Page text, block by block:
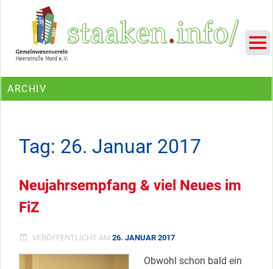
Ein Projekt des Gemeinwesenvereins Heerstraße Nord
ARCHIV
Tag: 26. Januar 2017
Neujahrsempfang & viel Neues im
FiZ
VERÖFFENTLICHT AM 26. JANUAR 2017
Obwohl schon bald ein